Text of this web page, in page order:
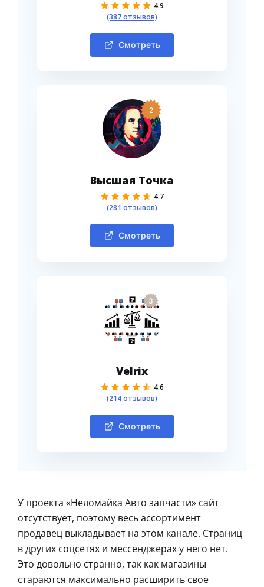
4.9
(387 отзывов)
Смотреть
2
Высшая Точка
4.7
(281 отзывов)
Смотреть
3
Velrix
4.6
(214 отзывов)
Смотреть
У проекта «Неломайка Авто запчасти» сайт
отсутствует, поэтому весь ассортимент
продавец выкладывает на этом канале. Страниц
в других соцсетях и мессенджерах у него нет.
Это довольно странно, так как магазины
стараются максимально расширить свое